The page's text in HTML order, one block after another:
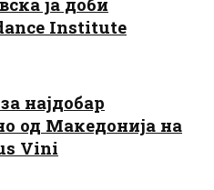
Institute
најдобар
од Македонија на
Vini